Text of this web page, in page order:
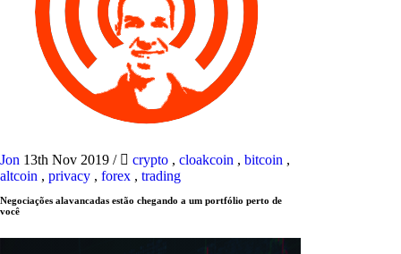
Jon 13th Nov 2019 / crypto , cloakcoin , bitcoin ,
altcoin , privacy , forex , trading
Negociações alavancadas estão chegando a um portfólio perto de
você